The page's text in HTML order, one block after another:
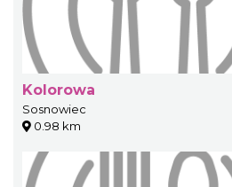
Kolorowa
Sosnowiec
0.98 km